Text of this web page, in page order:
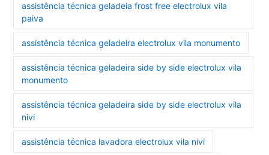
assistência técnica geladeia frost free electrolux vila
paiva
assistência técnica geladeira electrolux vila monumento
assistência técnica geladeira side by side electrolux vila
monumento
assistência técnica geladeira side by side electrolux vila
nivi
assistência técnica lavadora electrolux vila nivi